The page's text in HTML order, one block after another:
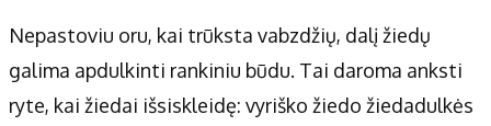
Nepastoviu oru, kai trūksta vabzdžių, dalį žiedų
galima apdulkinti rankiniu būdu. Tai daroma anksti
ryte, kai žiedai išsiskleidę: vyriško žiedo žiedadulkės